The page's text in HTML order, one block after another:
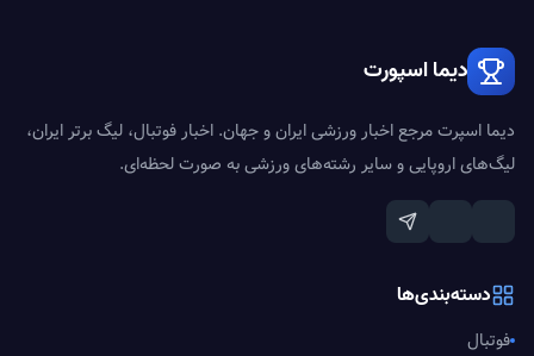
دیما اسپورت
دیما اسپرت مرجع اخبار ورزشی ایران و جهان. اخبار فوتبال، لیگ برتر ایران،
لیگ‌های اروپایی و سایر رشته‌های ورزشی به صورت لحظه‌ای.
دسته‌بندی‌ها
فوتبال